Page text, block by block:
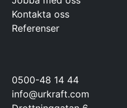
Kontakta oss
Referenser
0500-48 14 44
info@urkraft.com